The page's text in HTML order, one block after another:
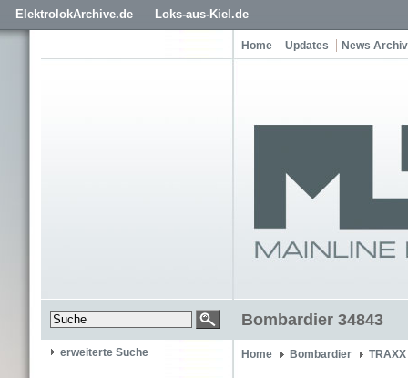
ElektrolokArchive.de Loks-aus-Kiel.de
Home Updates News Archiv
Bombardier 34843
erweiterte Suche Home Bombardier